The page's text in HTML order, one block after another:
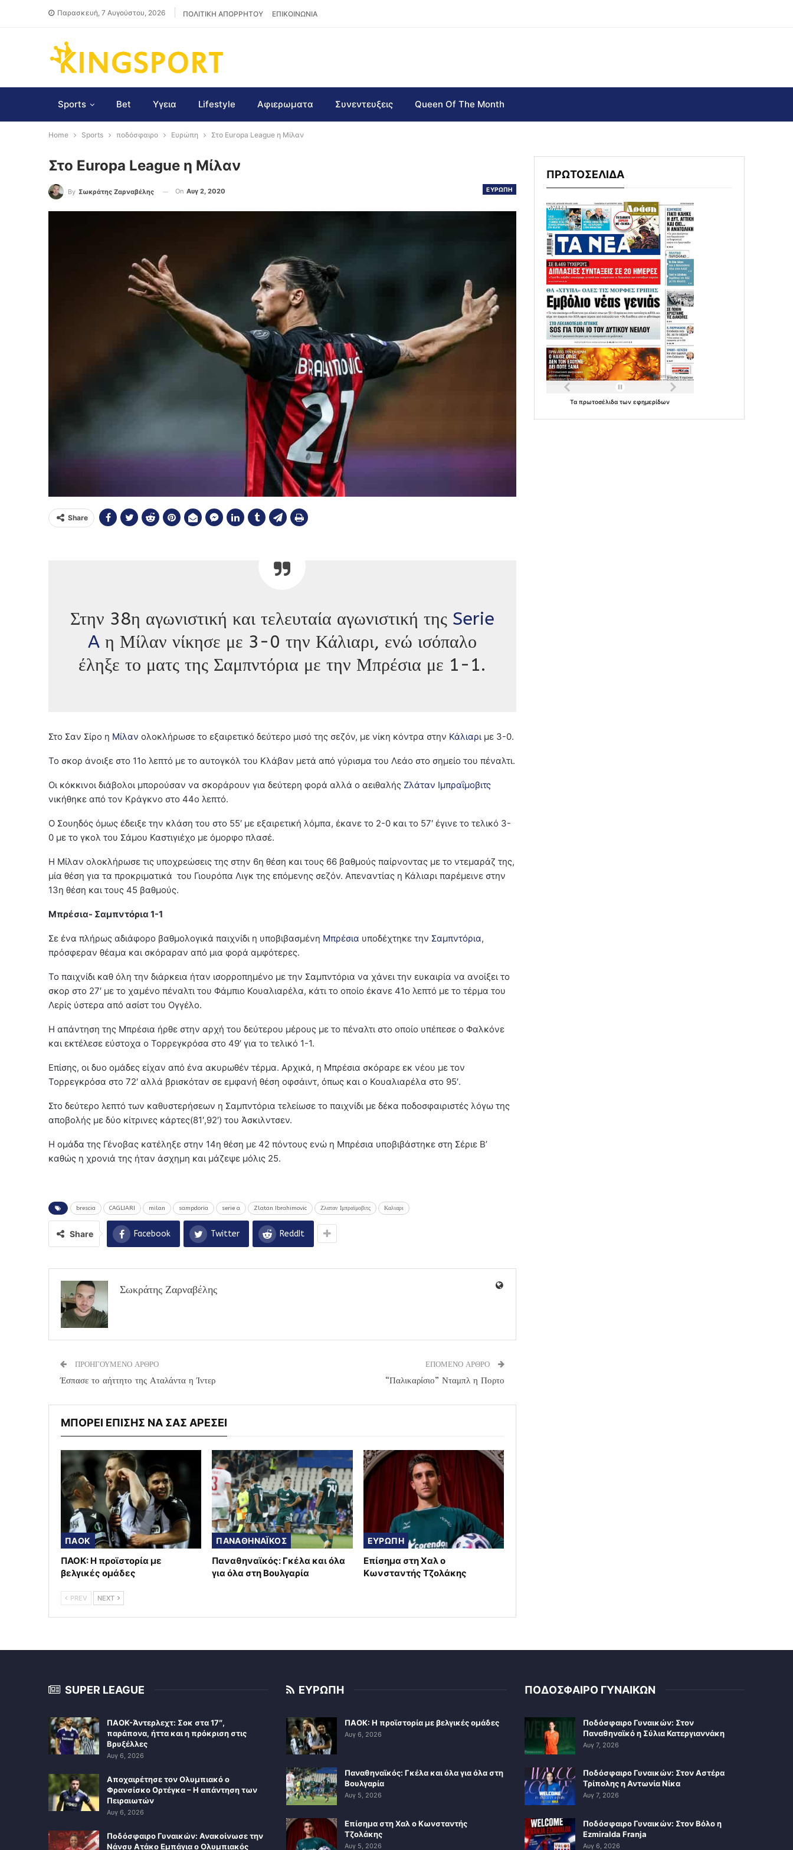
Παρασκευή, 7 Αυγούστου, 2026 ΠΟΛΙΤΙΚΗ ΑΠΟΡΡΗΤΟΥ ΕΠΙΚΟΙΝΩΝΙΑ
Sports Bet Υγεια Lifestyle Αφιερωματα Συνεντευξεις Queen Of The Month
Home Sports ποδόσφαιρο Ευρώπη Στο Europa League η Μίλαν
Στο Europa League η Μίλαν
ΕΥΡΩΠΗ
By Σωκράτης Ζαρναβέλης On Αυγ 2, 2020
Share
Στην 38η αγωνιστική και τελευταία αγωνιστική της Serie
Aη Μίλαν νίκησε με 3-0 την Κάλιαρι, ενώ ισόπαλο
έληξε το ματς της Σαμπντόρια με την Μπρέσια με 1-1.
Στο Σαν Σίρο η Μίλαν ολοκλήρωσε το εξαιρετικό δεύτερο μισό της σεζόν, με νίκη κόντρα στην Κάλιαρι με 3-0.
Το σκορ άνοιξε στο 11ο λεπτό με το αυτογκόλ του Κλάβαν μετά από γύρισμα του Λεάο στο σημείο του πέναλτι.
Οι κόκκινοι διάβολοι μπορούσαν να σκοράρουν για δεύτερη φορά αλλά ο αειθαλής Ζλάταν Ιμπραΐμοβιτς
νικήθηκε από τον Κράγκνο στο 44ο λεπτό.
Ο Σουηδός όμως έδειξε την κλάση του στο 55′ με εξαιρετική λόμπα, έκανε το 2-0 και το 57′ έγινε το τελικό 3-
0 με το γκολ του Σάμου Καστιγιέχο με όμορφο πλασέ.
Η Μίλαν ολοκλήρωσε τις υποχρεώσεις της στην 6η θέση και τους 66 βαθμούς παίρνοντας με το ντεμαράζ της,
μία θέση για τα προκριματικά του Γιουρόπα Λιγκ της επόμενης σεζόν. Απεναντίας η Κάλιαρι παρέμεινε στην
13η θέση και τους 45 βαθμούς.
Μπρέσια- Σαμπντόρια 1-1
Σε ένα πλήρως αδιάφορο βαθμολογικά παιχνίδι η υποβιβασμένη Μπρέσια υποδέχτηκε την Σαμπντόρια,
πρόσφεραν θέαμα και σκόραραν από μια φορά αμφότερες.
Το παιχνίδι καθ όλη την διάρκεια ήταν ισορροπημένο με την Σαμπντόρια να χάνει την ευκαιρία να ανοίξει το
σκορ στο 27′ με το χαμένο πέναλτι του Φάμπιο Κουαλιαρέλα, κάτι το οποίο έκανε 41ο λεπτό με το τέρμα του
Λερίς ύστερα από ασίστ του Ογγέλο.
Η απάντηση της Μπρέσια ήρθε στην αρχή του δεύτερου μέρους με το πέναλτι στο οποίο υπέπεσε ο Φαλκόνε
και εκτέλεσε εύστοχα ο Τορρεγκρόσα στο 49′ για το τελικό 1-1.
Επίσης, οι δυο ομάδες είχαν από ένα ακυρωθέν τέρμα. Αρχικά, η Μπρέσια σκόραρε εκ νέου με τον
Τορρεγκρόσα στο 72′ αλλά βρισκόταν σε εμφανή θέση οφσάιντ, όπως και ο Κουαλιαρέλα στο 95′.
Στο δεύτερο λεπτό των καθυστερήσεων η Σαμπντόρια τελείωσε το παιχνίδι με δέκα ποδοσφαιριστές λόγω της
αποβολής με δύο κίτρινες κάρτες(81′,92′) του Άσκιλντσεν.
Η ομάδα της Γένοβας κατέληξε στην 14η θέση με 42 πόντους ενώ η Μπρέσια υποβιβάστηκε στη Σέριε Β’
καθώς η χρονιά της ήταν άσχημη και μάζεψε μόλις 25.
brescia CAGLIARI milan sampdoria serie a Zlatan Ibrahimovic Ζλαταν Ιμπραϊμοβιτς Καλιαρι
Share Facebook Twitter ReddIt
Σωκράτης Ζαρναβέλης
ΠΡΟΗΓΟΥΜΕΝΟ ΑΡΘΡΟ
Έσπασε το αήττητο της Αταλάντα η Ίντερ
ΕΠΟΜΕΝΟ ΑΡΘΡΟ
“Παλικαρίσιο” Νταμπλ η Πορτο
ΜΠΟΡΕΙ ΕΠΙΣΗΣ ΝΑ ΣΑΣ ΑΡΕΣΕΙ
ΠΑΟΚ
ΠΑΟΚ: Η προϊστορία με
βελγικές ομάδες
ΠΑΝΑΘΗΝΑΪΚΟΣ
Παναθηναϊκός: Γκέλα και όλα
για όλα στη Βουλγαρία
ΕΥΡΩΠΗ
Επίσημα στη Χαλ ο
Κωνσταντής Τζολάκης
PREV NEXT
ΠΡΩΤΟΣΕΛΙΔΑ
Ταπρωτοσέλιδατωνεφημερίδων
SUPER LEAGUE
ΠΑΟΚ-Άντερλεχτ: Σοκ στα 17″,
παράπονα, ήττα και η πρόκριση στις
Βρυξέλλες
Αυγ 6, 2026
Αποχαιρέτησε τον Ολυμπιακό ο
Φρανσίσκο Ορτέγκα – Η απάντηση των
Πειραιωτών
Αυγ 6, 2026
Ποδόσφαιρο Γυναικών: Ανακοίνωσε την
Νάνσυ Ατάκο Εμπάγια ο Ολυμπιακός
ΕΥΡΩΠΗ
ΠΑΟΚ: Η προϊστορία με βελγικές ομάδες
Αυγ 6, 2026
Παναθηναϊκός: Γκέλα και όλα για όλα στη
Βουλγαρία
Αυγ 5, 2026
Επίσημα στη Χαλ ο Κωνσταντής
Τζολάκης
Αυγ 5, 2026
ΠΟΔΟΣΦΑΙΡΟ ΓΥΝΑΙΚΩΝ
Ποδόσφαιρο Γυναικών: Στον
Παναθηναϊκό η Σύλια Κατεργιαννάκη
Αυγ 7, 2026
Ποδόσφαιρο Γυναικών: Στον Αστέρα
Τρίπολης η Αντωνία Νίκα
Αυγ 7, 2026
Ποδόσφαιρο Γυναικών: Στον Βόλο η
Ezmiralda Franja
Αυγ 6, 2026